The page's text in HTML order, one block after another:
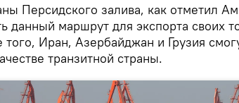
Персидского залива, как отметил
данный маршрут для экспорта своих
Иран, Азербайджан и Грузия
транзитной страны.